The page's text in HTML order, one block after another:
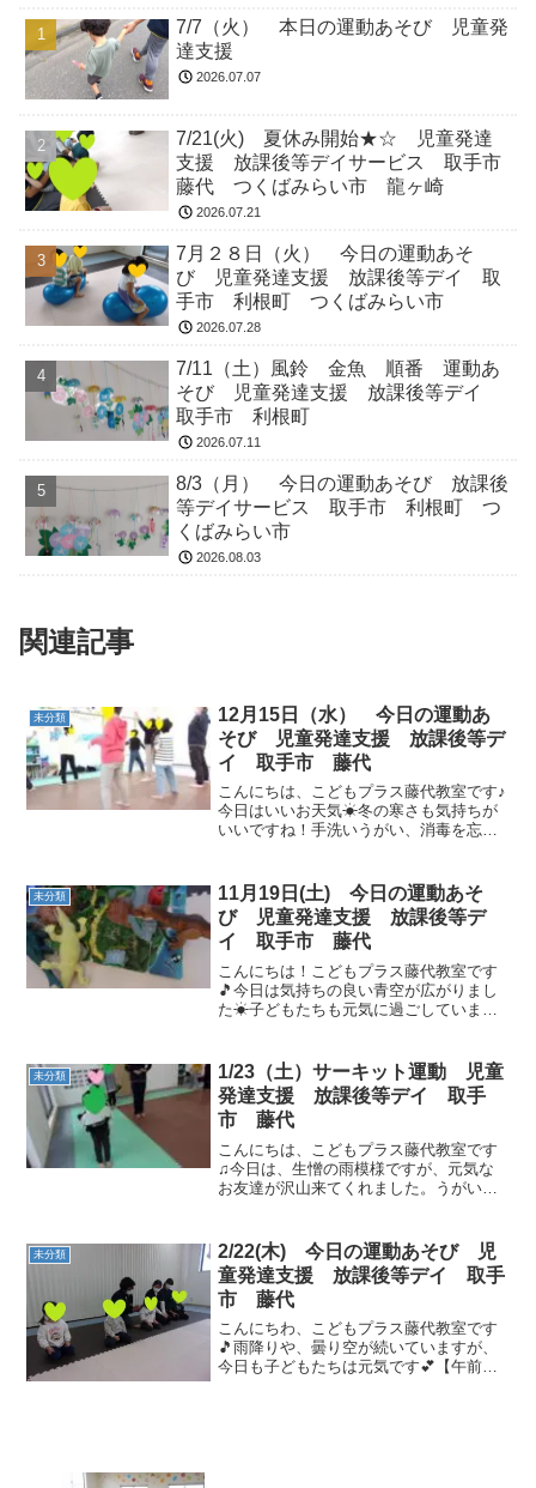
7/7（火） 本日の運動あそび 児童発
達支援
2026.07.07
7/21(火) 夏休み開始★☆ 児童発達
支援 放課後等デイサービス 取手市
藤代 つくばみらい市 龍ヶ崎
2026.07.21
7月２８日（火） 今日の運動あそ
び 児童発達支援 放課後等デイ 取
手市 利根町 つくばみらい市
2026.07.28
7/11（土）風鈴 金魚 順番 運動あ
そび 児童発達支援 放課後等デイ
取手市 利根町
2026.07.11
8/3（月） 今日の運動あそび 放課後
等デイサービス 取手市 利根町 つ
くばみらい市
2026.08.03
関連記事
未分類
12月15日（水） 今日の運動あ
そび 児童発達支援 放課後等デ
イ 取手市 藤代
こんにちは、こどもプラス藤代教室です♪
今日はいいお天気☀冬の寒さも気持ちが
いいですね！手洗いうがい、消毒を忘れ
な上手に出来ていました！ゴーストップ
今日は音が止まっ...
未分類
11月19日(土) 今日の運動あそ
び 児童発達支援 放課後等デ
イ 取手市 藤代
こんにちは！こどもプラス藤代教室です
🎵今日は気持ちの良い青空が広がりまし
た☀子どもたちも元気に過ごしています
きで作ったお店には、おいしいチョコレ
ートが売っているそうです...
未分類
1/23（土）サーキット運動 児童
発達支援 放課後等デイ 取手
市 藤代
こんにちは、こどもプラス藤代教室です
♫今日は、生憎の雨模様ですが、元気な
お友達が沢山来てくれました。うがい手
あそび始めましょう。今日は寒いので体
を温めるために、元気いっ...
未分類
2/22(木) 今日の運動あそび 児
童発達支援 放課後等デイ 取手
市 藤代
こんにちわ、こどもプラス藤代教室です
🎵雨降りや、曇り空が続いていますが、
今日も子どもたちは元気です💕【午前の